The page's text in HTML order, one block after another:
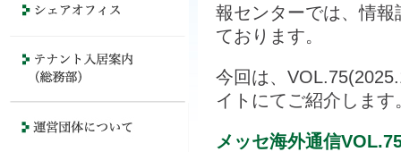
報センターでは、情
ております。
今回は、
イトにてご紹介します
メッセ海外通信